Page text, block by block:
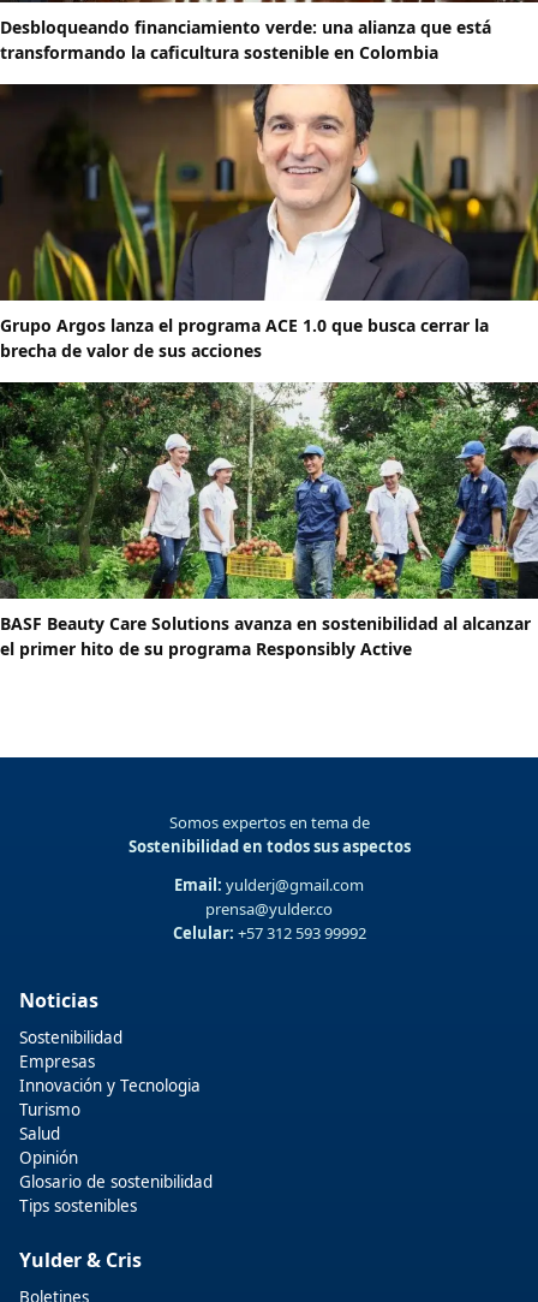
Desbloqueando financiamiento verde: una alianza que está
transformando la caficultura sostenible en Colombia
Grupo Argos lanza el programa ACE 1.0 que busca cerrar la
brecha de valor de sus acciones
BASF Beauty Care Solutions avanza en sostenibilidad al alcanzar
el primer hito de su programa Responsibly Active
Somos expertos en tema de
Sostenibilidad en todos sus aspectos
Email: yulderj@gmail.com
prensa@yulder.co
Celular: +57 312 593 99992
Noticias
Sostenibilidad
Empresas
Innovación y Tecnologia
Turismo
Salud
Opinión
Glosario de sostenibilidad
Tips sostenibles
Yulder & Cris
Boletines